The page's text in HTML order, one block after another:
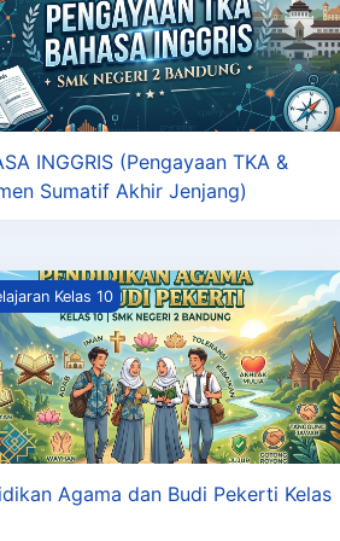
INGGRIS (Pengayaan TKA &
Sumatif Akhir Jenjang)
Agama dan Budi Pekerti Kelas 10
Kelas 10
Agama dan Budi Pekerti Kelas